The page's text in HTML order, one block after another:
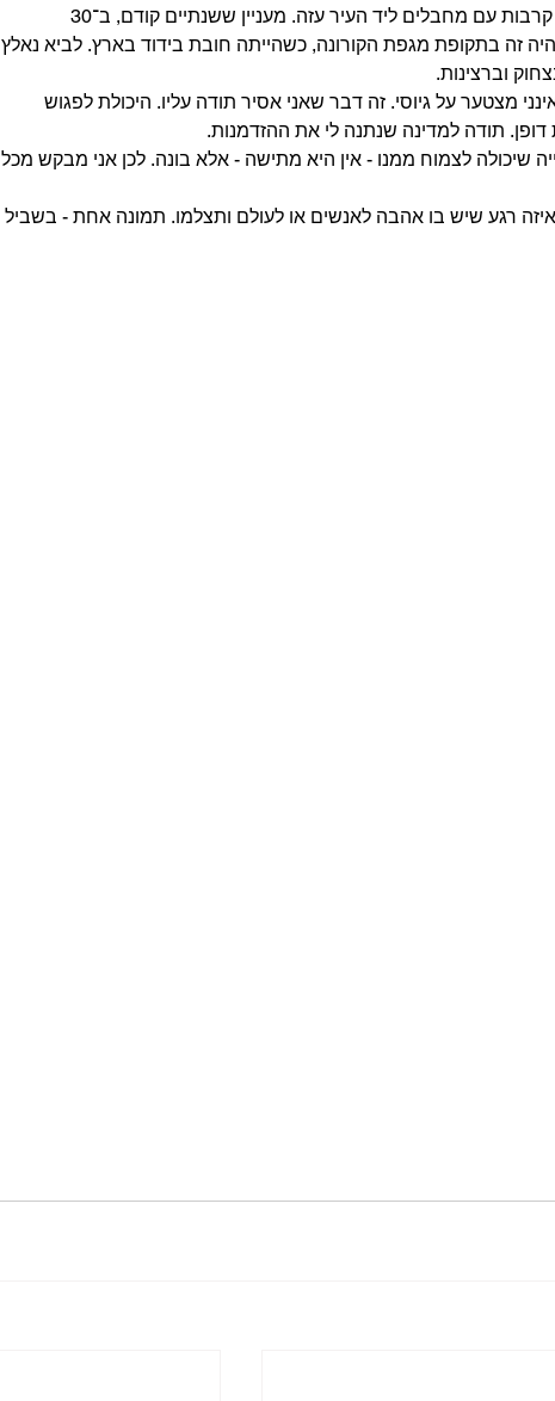
מתה. היה זה בתקופת מגפת הקורונה, כשהייתה חובת בידוד בארץ. לביא נאלץ
וברצינות.
מצטער על גיוסי. זה דבר שאני אסיר תודה עליו. היכולת לפגוש
תודה למדינה שנתנה לי את ההזדמנות.
שיכולה לצמוח ממנו - אין היא מתישה - אלא בונה. לכן אני מבקש מכל
רגע שיש בו אהבה לאנשים או לעולם ותצלמו. תמונה אחת - בשביל